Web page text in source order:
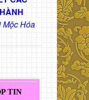
Mộc Hóa
TIN